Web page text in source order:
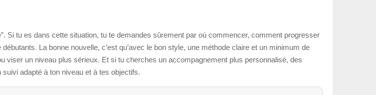
Si tu es dans cette situation, tu te demandes sûrement par où commencer, comment progresser
La bonne nouvelle, c’est qu’avec le bon style, une méthode claire et un minimum de
viser un niveau plus sérieux. Et si tu cherches un accompagnement plus personnalisé, des
adapté à ton niveau et à tes objectifs.